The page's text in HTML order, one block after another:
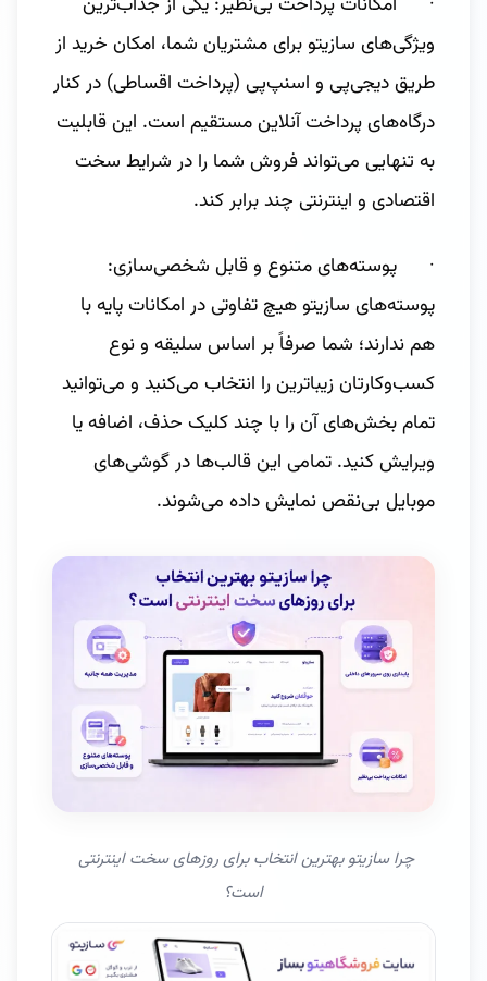
ویژگی‌های سازیتو برای مشتریان شما، امکان خرید از
طریق دیجی‌پی و اسنپ‌پی (پرداخت اقساطی) در کنار
درگاه‌های پرداخت آنلاین مستقیم است. این قابلیت
به تنهایی می‌تواند فروش شما را در شرایط سخت
اقتصادی و اینترنتی چند برابر کند.
· پوسته‌های متنوع و قابل شخصی‌سازی:
پوسته‌های سازیتو هیچ تفاوتی در امکانات پایه با
هم ندارند؛ شما صرفاً بر اساس سلیقه و نوع
کسب‌وکارتان زیباترین را انتخاب می‌کنید و می‌توانید
تمام بخش‌های آن را با چند کلیک حذف، اضافه یا
ویرایش کنید. تمامی این قالب‌ها در گوشی‌های
موبایل بی‌نقص نمایش داده می‌شوند.
است؟